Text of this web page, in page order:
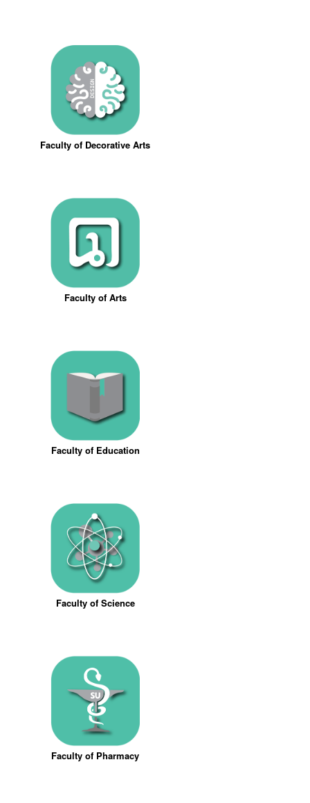
Faculty of Decorative Arts
Faculty of Arts
Faculty of Education
Faculty of Science
Faculty of Pharmacy